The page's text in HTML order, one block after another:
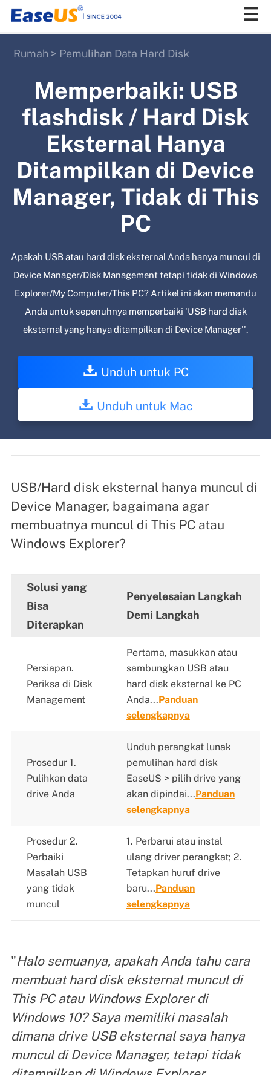
Rumah > Pemulihan Data Hard Disk
Memperbaiki: USB
flashdisk / Hard Disk
Eksternal Hanya
Ditampilkan di Device
Manager, Tidak di This
PC
Apakah USB atau hard disk eksternal Anda hanya muncul di
Device Manager/Disk Management tetapi tidak di Windows
Explorer/My Computer/This PC? Artikel ini akan memandu
Anda untuk sepenuhnya memperbaiki 'USB hard disk
eksternal yang hanya ditampilkan di Device Manager''.
Unduh untuk PC
Unduh untuk Mac
USB/Hard disk eksternal hanya muncul di
Device Manager, bagaimana agar
membuatnya muncul di This PC atau
Windows Explorer?
Solusi yang
Bisa
Diterapkan
Penyelesaian Langkah
Demi Langkah
Persiapan.
Periksa di Disk
Management
Pertama, masukkan atau
sambungkan USB atau
hard disk eksternal ke PC
Anda...Panduan
selengkapnya
Prosedur 1.
Pulihkan data
drive Anda
Unduh perangkat lunak
pemulihan hard disk
EaseUS > pilih drive yang
akan dipindai...Panduan
selengkapnya
Prosedur 2.
Perbaiki
Masalah USB
yang tidak
muncul
1. Perbarui atau instal
ulang driver perangkat; 2.
Tetapkan huruf drive
baru...Panduan
selengkapnya
"Halo semuanya, apakah Anda tahu cara
membuat hard disk eksternal muncul di
This PC atau Windows Explorer di
Windows 10? Saya memiliki masalah
dimana drive USB eksternal saya hanya
muncul di Device Manager, tetapi tidak